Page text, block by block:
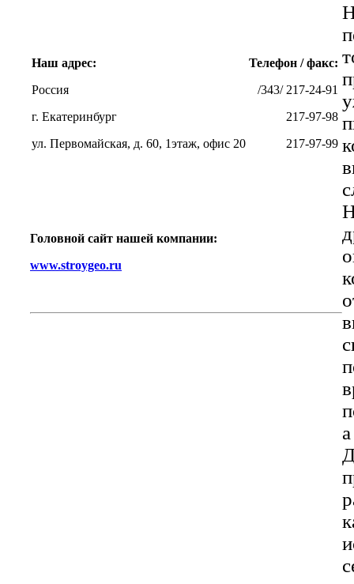
Наш адрес:
Россия
г. Екатеринбург
ул. Первомайская, д. 60, 1этаж, офис 20
Телефон / факс:
/343/ 217-24-91
217-97-98
217-97-99
Головной сайт нашей компании:
www.stroygeo.ru